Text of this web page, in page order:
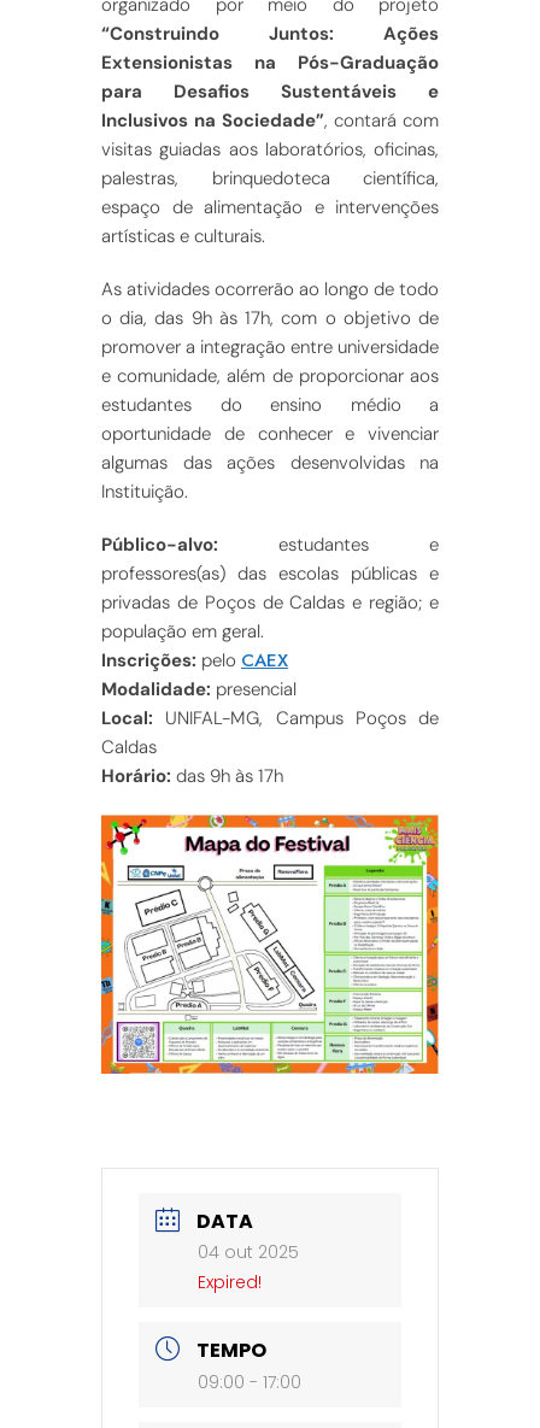
“Construindo Juntos: Ações
Extensionistas na Pós-Graduação
para Desafios Sustentáveis e
Inclusivos na Sociedade”, contará com
visitas guiadas aos laboratórios, oficinas,
palestras, brinquedoteca científica,
espaço de alimentação e intervenções
artísticas e culturais.
As atividades ocorrerão ao longo de todo
o dia, das 9h às 17h, com o objetivo de
promover a integração entre universidade
e comunidade, além de proporcionar aos
estudantes do ensino médio a
oportunidade de conhecer e vivenciar
algumas das ações desenvolvidas na
Instituição.
Público-alvo: estudantes e
professores(as) das escolas públicas e
privadas de Poços de Caldas e região; e
população em geral.
Inscrições: pelo CAEX
Modalidade: presencial
Local: UNIFAL-MG, Campus Poços de
Caldas
Horário: das 9h às 17h
DATA
04 out 2025
Expired!
TEMPO
09:00 - 17:00